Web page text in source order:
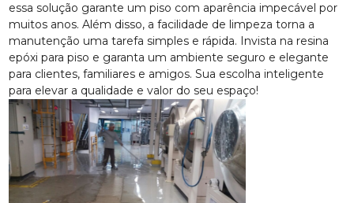
essa solução garante um piso com aparência impecável por
muitos anos. Além disso, a facilidade de limpeza torna a
manutenção uma tarefa simples e rápida. Invista na resina
epóxi para piso e garanta um ambiente seguro e elegante
para clientes, familiares e amigos. Sua escolha inteligente
para elevar a qualidade e valor do seu espaço!